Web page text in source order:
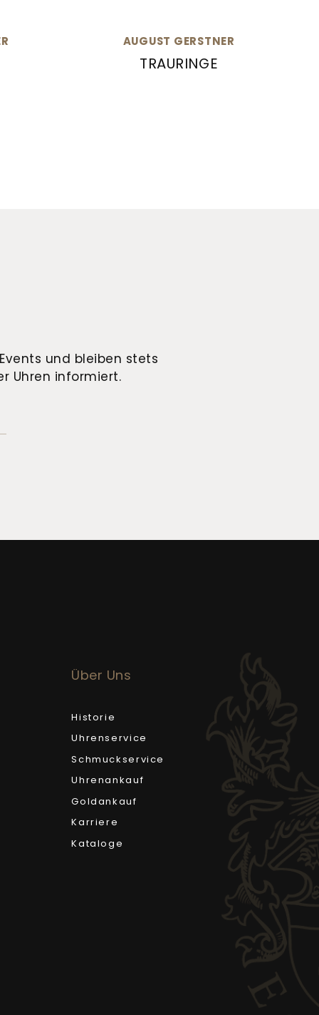
AUGUST GERSTNER
TRAURINGE
und bleiben stets
Uhren informiert.
Über Uns
Historie
Uhrenservice
Schmuckservice
Uhrenankauf
Goldankauf
Karriere
Kataloge